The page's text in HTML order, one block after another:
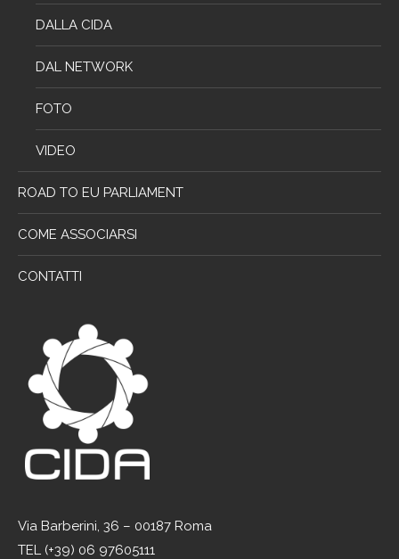
DALLA CIDA
DAL NETWORK
FOTO
VIDEO
ROAD TO EU PARLIAMENT
COME ASSOCIARSI
CONTATTI
Via Barberini, 36 – 00187 Roma
TEL (+39) 06 97605111